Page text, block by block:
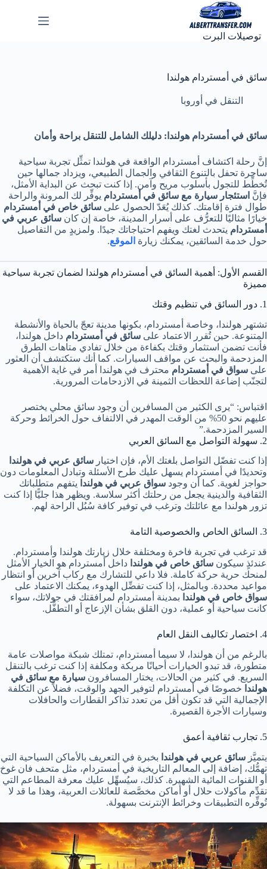
المحتوى
توصيلات البرت
سائق في أمستردام هولندا
التنقل في أوروبا
سائق في أمستردام هولندا: دليلك الشامل للتنقل براحة وأمان
إنَّ رحلة اكتشاف أمستردام الواقعة في هولندا تمثِّل تجربة سياحية
ساحرة تحفل بالتنوع الثقافي والجمال الطبيعي، ويزداد جمالها حين
تُخطِّط للتجول بأسلوب مريح وآمن. إذا كنت تبحث عن البداية الأمثل،
فإنَّ استئجار سيارة مع سائق في أمستردام يوفِّر لك المرونة والراحة
طوال فترة إقامتك. كذلك يُعَدّ الحصول على سائق خاص في أمستردام
خيارًا مثاليًا للتعرُّف على أسرار المدينة، خاصة إن كان سائق عربي في
أمستردام يتحدث لغتك ويفهم احتياجاتك جيدًا. ولمزيدٍ من التفاصيل
حول خدمة السائقين، يمكنك زيارة الموقع.
القسم الأول: أهمية السائق في أمستردام هولندا لضمان تجربة سياحية
مميزة
1. دور السائق في تنظيم وقتك
تشتهر هولندا، وخاصة أمستردام، بكونها مدينة تعجّ بالحياة والأنشطة
المتنوعة. حين تُقرر الاعتماد على سائق في أمستردام داخل هولندا،
فأنت تضمن استثمار وقتك بكفاءة من خلال تفادي متاهات الطرق
المزدحمة والبحث عن مواقف السيارات. كما أنك ستكتشف أن العثور
على سواق في أمستردام محترف في هولندا أمر في غاية الأهمية
لتجنّب إضاعة اللحظات الثمينة في الازدحامات المرورية.
اقتباس: “يرى الكثير من المسافرين أن وجود سائق محلي يختصر
عليهم نحو 50% من الوقت المهدر في الالتفاف حول الخرائط وحركة
السير المزدحمة.”
2. سهولة التواصل مع السائق العربي
إذا كنت تفضّل التواصل بلغتك الأم، فإن اختيار سائق عربي في هولندا
وتحديدًا في أمستردام يسهل عليك طرح الأسئلة وتبادل المعلومات دون
حواجز لغوية. كما أن وجود سواق عربي في هولندا يتفهم متطلباتك
الثقافية والدينية يجعل من رحلتك أكثر سلاسة. ويظهر هذا جليًّا إذا كنت
تزور هولندا مع عائلتك وترغب في توفير كافة سُبُل الراحة لهم.
3. السائق الخاص والخصوصية التامة
قد ترغب في تجربة فاخرة ومختلفة خلال زيارتك هولندا وأمستردام.
عندئذٍ سيكون سائق خاص في هولندا داخل أمستردام هو الخيار الأمثل
لمنحك حرية حركة كاملة. فلا داعي للتشارك مع ركاب آخرين أو انتظار
مواعيد محددة. وبالمثل، إذا كنت تفضِّل الهدوء، يمكنك الاعتماد على
سواق خاص في هولندا بمدينة أمستردام لمرافقتك في جولاتك، سواء
كانت سياحية أو عملية، دون القلق بشأن الإزعاج أو التطفُّل.
4. اختصار تكاليف النقل العام
بالرغم من أن هولندا، لا سيما أمستردام، تمتلك شبكة مواصلات عامة
متطورة، قد تبدو الخيارات أحيانًا مربكة ومكلفة إذا كنت ترغب بالتنقل
السريع. في كثير من الحالات، يختار المسافرون سيارة مع سائق في
هولندا خصوصًا في أمستردام لتوفير الجهد والوقت، فضلاً عن التكلفة
الإجمالية التي قد تكون أقل من تعدد تذاكر القطارات والحافلات
وسيارات الأجرة القصيرة.
5. تجارب ثقافية أعمق
يتميَّز سائق عربي في هولندا بخبرة في التعريف بالأماكن السياحية التي
تهمُّك، إضافة إلى المعالم التاريخية في أمستردام، مثل متحف فان غوخ
أو القنوات المائية الشهيرة. كذلك، سيُسهِّل عليك معرفة المطاعم التي
تقدِّم مأكولات حلال أو أماكن مخصَّصة للعائلات العربية، وهذا ما قد لا
تُوفِّره التطبيقات وخرائط الإنترنت بسهولة.